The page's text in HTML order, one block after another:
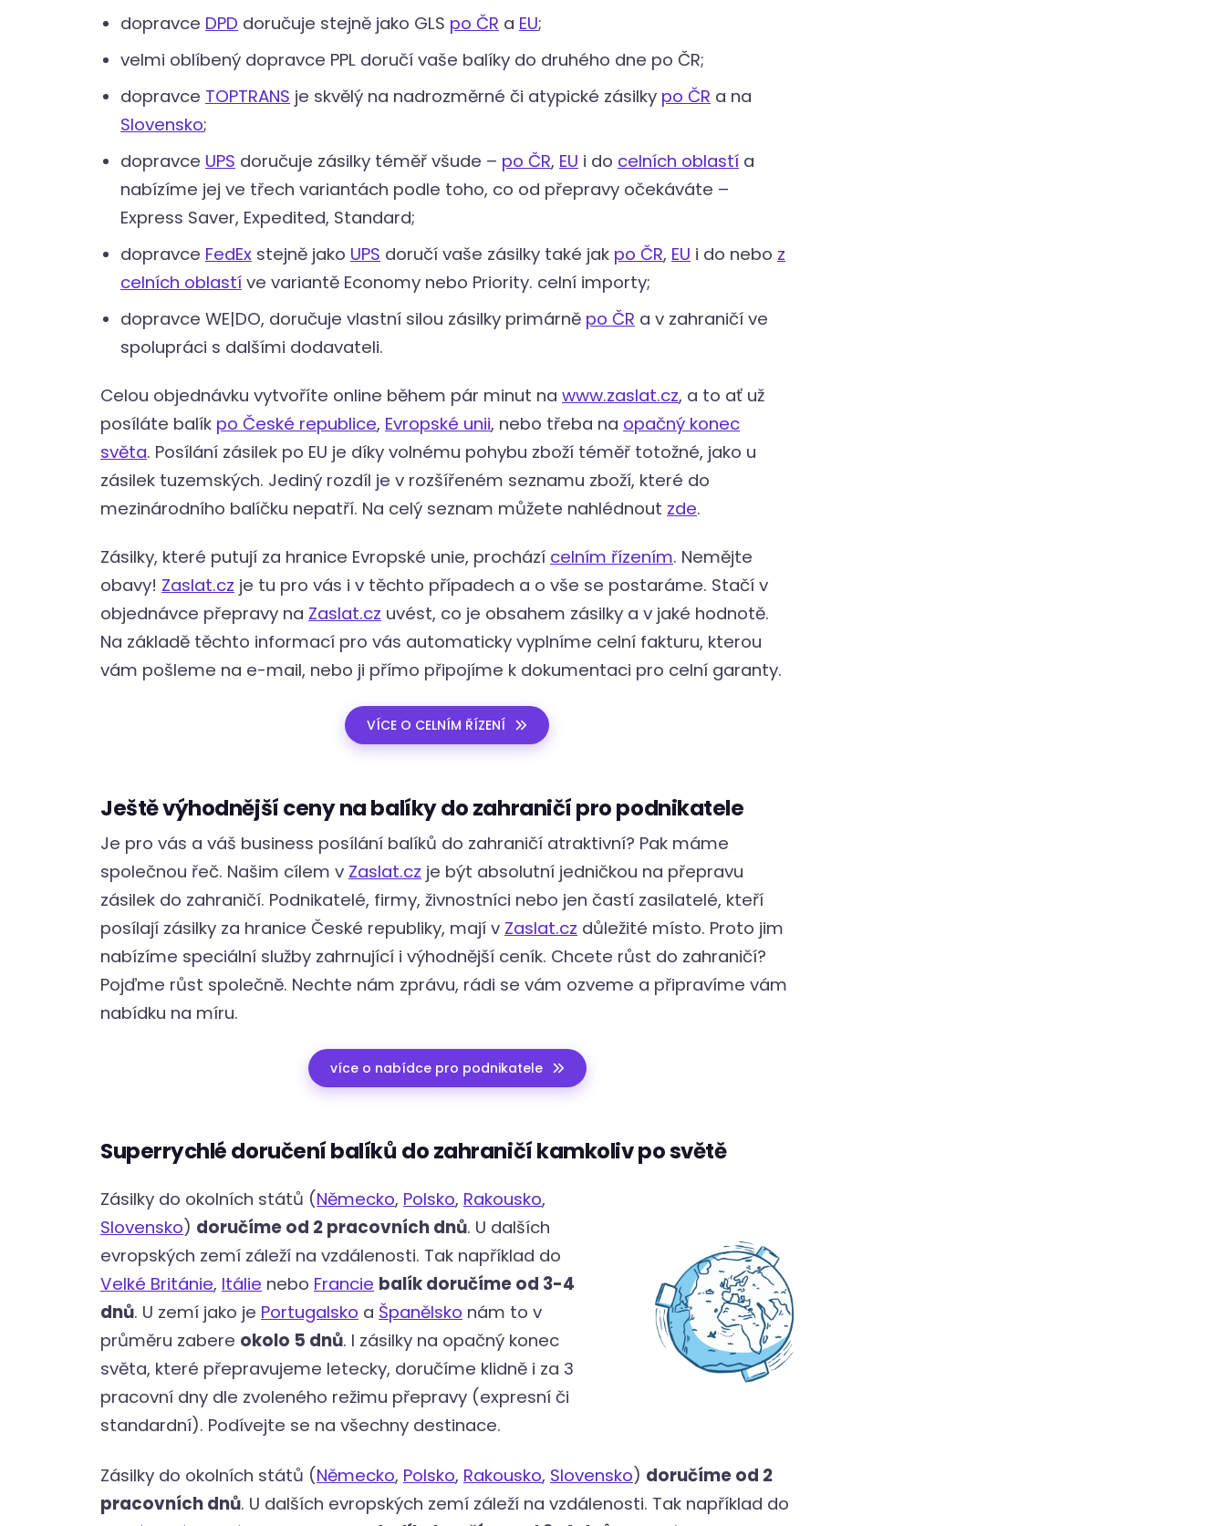
dopravce DPD doručuje stejně jako GLS po ČR a EU;
velmi oblíbený dopravce PPL doručí vaše balíky do druhého dne po ČR;
dopravce TOPTRANS je skvělý na nadrozměrné či atypické zásilky po ČR a na
Slovensko;
dopravce UPS doručuje zásilky téměř všude – po ČR, EU i do celních oblastí a
nabízíme jej ve třech variantách podle toho, co od přepravy očekáváte –
Express Saver, Expedited, Standard;
dopravce FedEx stejně jako UPS doručí vaše zásilky také jak po ČR, EU i do nebo z
celních oblastí ve variantě Economy nebo Priority. celní importy;
dopravce WE|DO, doručuje vlastní silou zásilky primárně po ČR a v zahraničí ve
spolupráci s dalšími dodavateli.
Celou objednávku vytvoříte online během pár minut na www.zaslat.cz, a to ať už
posíláte balík po České republice, Evropské unii, nebo třeba na opačný konec
světa. Posílání zásilek po EU je díky volnému pohybu zboží téměř totožné, jako u
zásilek tuzemských. Jediný rozdíl je v rozšířeném seznamu zboží, které do
mezinárodního balíčku nepatří. Na celý seznam můžete nahlédnout zde.
Zásilky, které putují za hranice Evropské unie, prochází celním řízením. Nemějte
obavy! Zaslat.cz je tu pro vás i v těchto případech a o vše se postaráme. Stačí v
objednávce přepravy na Zaslat.cz uvést, co je obsahem zásilky a v jaké hodnotě.
Na základě těchto informací pro vás automaticky vyplníme celní fakturu, kterou
vám pošleme na e-mail, nebo ji přímo připojíme k dokumentaci pro celní garanty.
VÍCE O CELNÍM ŘÍZENÍ
Ještě výhodnější ceny na balíky do zahraničí pro podnikatele
Je pro vás a váš business posílání balíků do zahraničí atraktivní? Pak máme
společnou řeč. Našim cílem v Zaslat.cz je být absolutní jedničkou na přepravu
zásilek do zahraničí. Podnikatelé, firmy, živnostníci nebo jen častí zasilatelé, kteří
posílají zásilky za hranice České republiky, mají v Zaslat.cz důležité místo. Proto jim
nabízíme speciální služby zahrnující i výhodnější ceník. Chcete růst do zahraničí?
Pojďme růst společně. Nechte nám zprávu, rádi se vám ozveme a připravíme vám
nabídku na míru.
více o nabídce pro podnikatele
Superrychlé doručení balíků do zahraničí kamkoliv po světě
Zásilky do okolních států (Německo, Polsko, Rakousko,
Slovensko) doručíme od 2 pracovních dnů. U dalších
evropských zemí záleží na vzdálenosti. Tak například do
Velké Británie, Itálie nebo Francie balík doručíme od 3-4
dnů. U zemí jako je Portugalsko a Španělsko nám to v
průměru zabere okolo 5 dnů. I zásilky na opačný konec
světa, které přepravujeme letecky, doručíme klidně i za 3
pracovní dny dle zvoleného režimu přepravy (expresní či
standardní). Podívejte se na všechny destinace.
Zásilky do okolních států (Německo, Polsko, Rakousko, Slovensko) doručíme od 2
pracovních dnů. U dalších evropských zemí záleží na vzdálenosti. Tak například do